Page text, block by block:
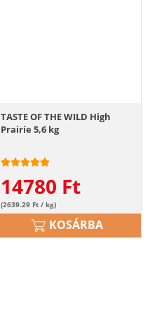
TASTE OF THE WILD High
Prairie 5,6 kg
14780 Ft
(2639.29 Ft / kg)
KOSÁRBA